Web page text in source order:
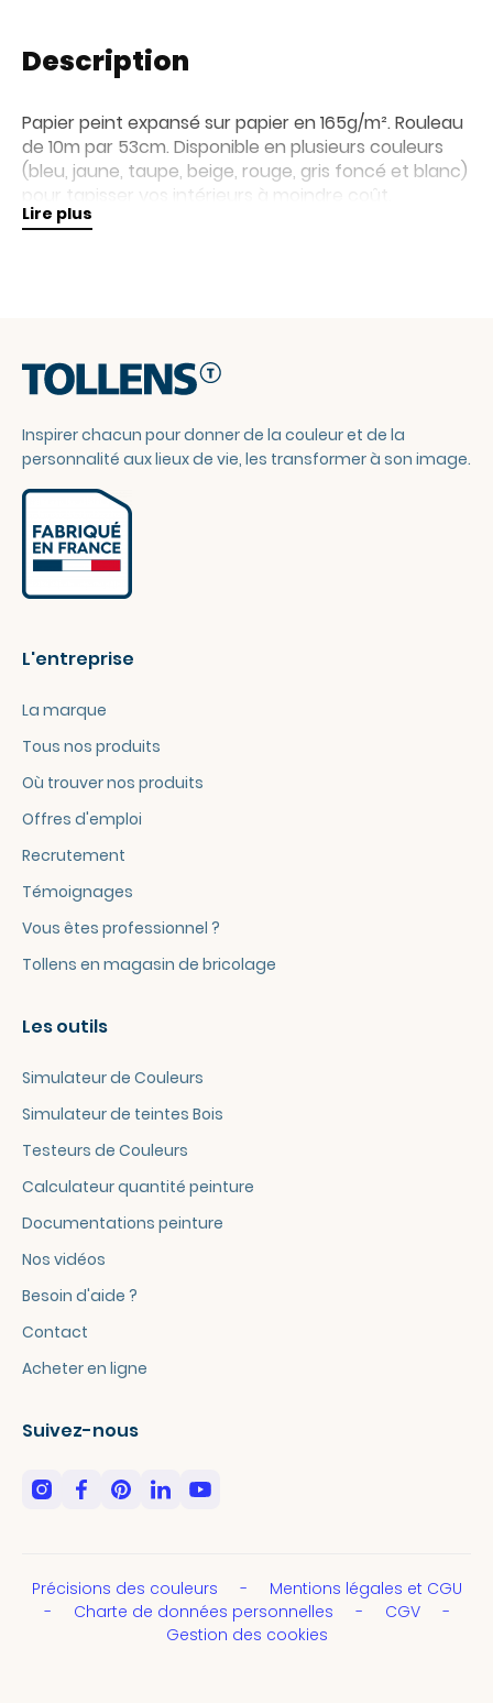
Description
Papier peint expansé sur papier en 165g/m². Rouleau
de 10m par 53cm. Disponible en plusieurs couleurs
(bleu, jaune, taupe, beige, rouge, gris foncé et blanc)
pour tapisser vos intérieurs à moindre coût.
Lire plus
Inspirer chacun pour donner de la couleur et de la
personnalité aux lieux de vie, les transformer à son image.
L'entreprise
La marque
Tous nos produits
Où trouver nos produits
Offres d'emploi
Recrutement
Témoignages
Vous êtes professionnel ?
Tollens en magasin de bricolage
Les outils
Simulateur de Couleurs
Simulateur de teintes Bois
Testeurs de Couleurs
Calculateur quantité peinture
Documentations peinture
Nos vidéos
Besoin d'aide ?
Contact
Acheter en ligne
Suivez-nous
Précisions des couleurs
Mentions légales et CGU
Charte de données personnelles
CGV
Gestion des cookies